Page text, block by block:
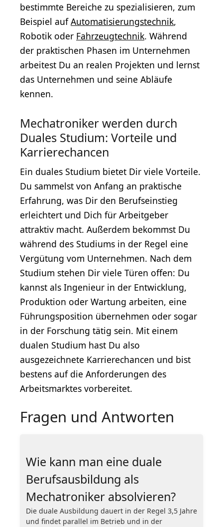
bestimmte Bereiche zu spezialisieren, zum
Beispiel aufAutomatisierungstechnik,
Robotik oder Fahrzeugtechnik. Während
der praktischen Phasen im Unternehmen
arbeitest Du an realen Projekten und lernst
das Unternehmen und seine Abläufe
kennen.
Mechatroniker werden durch
Duales Studium: Vorteile und
Karrierechancen
Ein duales Studium bietet Dir viele Vorteile.
Du sammelst von Anfang an praktische
Erfahrung, was Dir den Berufseinstieg
erleichtert und Dich für Arbeitgeber
attraktiv macht. Außerdem bekommst Du
während des Studiums in der Regel eine
Vergütung vom Unternehmen. Nach dem
Studium stehen Dir viele Türen offen: Du
kannst als Ingenieur in der Entwicklung,
Produktion oder Wartung arbeiten, eine
Führungsposition übernehmen oder sogar
in der Forschung tätig sein. Mit einem
dualen Studium hast Du also
ausgezeichnete Karrierechancen und bist
bestens auf die Anforderungen des
Arbeitsmarktes vorbereitet.
Fragen und Antworten
Wie kann man eine duale
Berufsausbildung als
Mechatroniker absolvieren?
Die duale Ausbildung dauert in der Regel 3,5 Jahre
und findet parallel im Betrieb und in der